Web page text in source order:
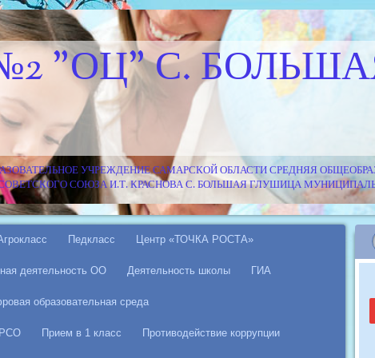
"ОЦ" С.
УЧРЕЖДЕНИЕ САМАРСКОЙ ОБЛАСТИ СРЕДНЯЯ
СОВЕТСКОГО СОЮЗА И.Т. КРАСНОВА С. БОЛЬШАЯ ГЛУШИЦА
Педкласс Центр «ТОЧКА РОСТА»
деятельность ОО Деятельность школы ГИА
образовательная среда
Прием в 1 класс Противодействие коррупции